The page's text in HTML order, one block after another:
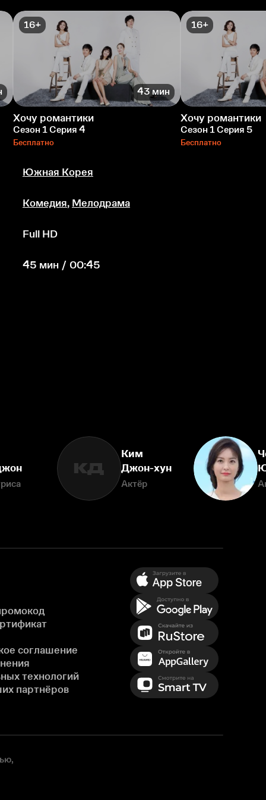
16+
43 мин
Хочу романтики
Сезон 1 Серия 4
Бесплатно
16+
Хочу романтики
Сезон 1 Серия 5
Бесплатно
Южная Корея
Комедия, Мелодрама
Full HD
45 мин / 00:45
КД
Ким
Джон-хун
Актёр
соглашение
технологий
партнёров